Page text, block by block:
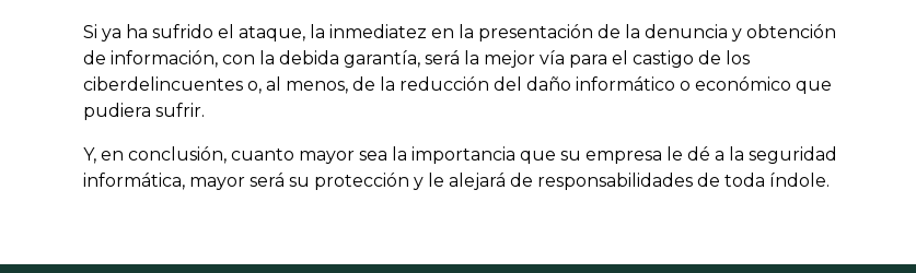
Si ya ha sufrido el ataque, la inmediatez en la presentación de la denuncia y obtención
de información, con la debida garantía, será la mejor vía para el castigo de los
ciberdelincuentes o, al menos, de la reducción del daño informático o económico que
pudiera sufrir.
Y, en conclusión, cuanto mayor sea la importancia que su empresa le dé a la seguridad
informática, mayor será su protección y le alejará de responsabilidades de toda índole.